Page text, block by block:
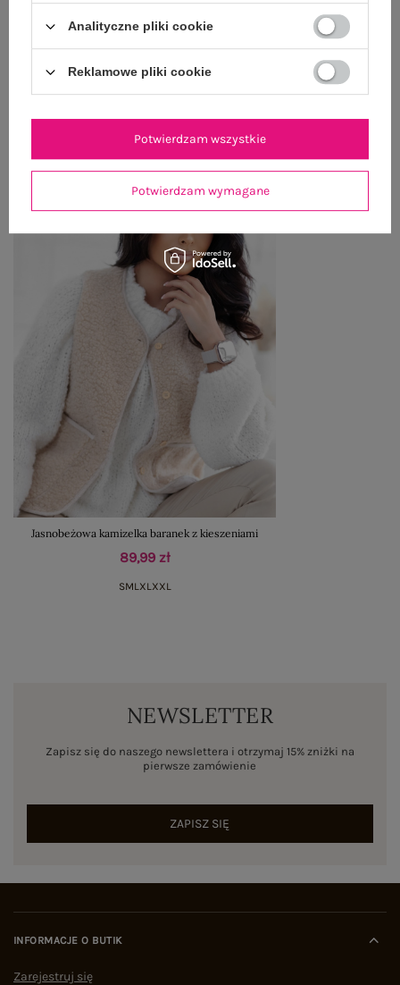
ZWROTY I REKLAMACJE
Jasnobeżowa kamizelka baranek z kieszeniami
89,99 zł
SML XL XXL
NEWSLETTER
Zapisz się do naszego newslettera i otrzymaj 15% zniżki na
pierwsze zamówienie
ZAPISZ SIĘ
INFORMACJE O BUTIK
Zarejestruj się
Analityczne pliki cookie
Reklamowe pliki cookie
Potwierdzam wymagane
Potwierdzam wszystkie